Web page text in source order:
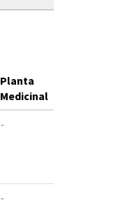
Planta
Medicinal
-
-